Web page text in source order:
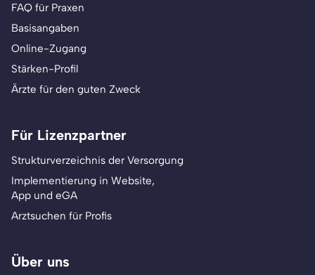
FAQ für Praxen
Basisangaben
Online-Zugang
Stärken-Profil
Ärzte für den guten Zweck
Für Lizenzpartner
Strukturverzeichnis der Versorgung
Implementierung in Website,
App und eGA
Arztsuchen für Profis
Über uns